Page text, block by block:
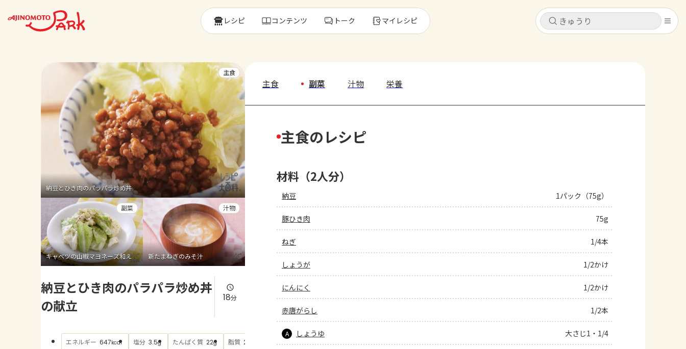
キャンセル
よくあるお問い合わせ
お買い物
キャンセル
レシピ コンテンツ トーク マイレシピ
納豆とひき肉のパラパラ炒め丼
主食
キャベツの山椒マヨネーズ和え
副菜
新たまねぎのみそ汁
汁物
納豆とひき肉のパラパラ炒め丼
の献立
18分
エネルギー 647kcal 塩分 3.5g たんぱく質 22g 脂質 24.4 もっと見る
主食 副菜 汁物 栄養
主食のレシピ
材料（2人分）
納豆 1パック（75g）
豚ひき肉 75g
ねぎ 1/4本
しょうが 1/2かけ
にんにく 1/2かけ
赤唐がらし 1/2本
A しょうゆ 大さじ1・1/4